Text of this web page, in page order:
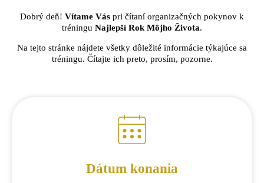
Dobrý deň! Vítame Vás pri čítaní organizačných pokynov k
tréningu Najlepší Rok Môjho Života.
Na tejto stránke nájdete všetky dôležité informácie týkajúce sa
tréningu. Čítajte ich preto, prosím, pozorne.
Dátum konania